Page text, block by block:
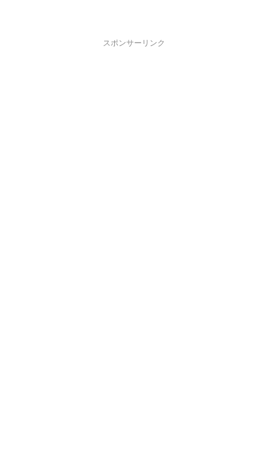
スポンサーリンク